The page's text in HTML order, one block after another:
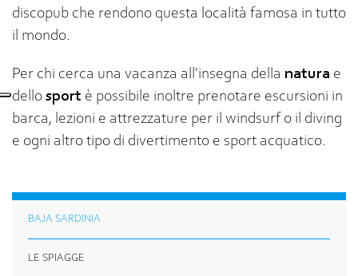
discopub che rendono questa località famosa in tutto
il mondo.
Per chi cerca una vacanza all'insegna della natura e
dello sport è possibile inoltre prenotare escursioni in
barca, lezioni e attrezzature per il windsurf o il diving
e ogni altro tipo di divertimento e sport acquatico.
BAJA SARDINIA
LE SPIAGGE